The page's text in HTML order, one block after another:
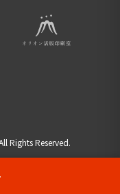
Rights Reserved.